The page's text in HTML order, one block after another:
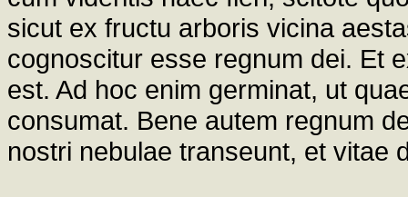
sicut ex fructu arboris vicina
cognoscitur esse regnum dei. Et
est. Ad hoc enim germinat, ut
consumat. Bene autem regnum
nostri nebulae transeunt, et vitae